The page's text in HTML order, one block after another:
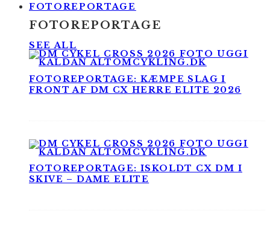
FOTOREPORTAGE
FOTOREPORTAGE
SEE ALL
FOTOREPORTAGE: KÆMPE SLAG I
FRONT AF DM CX HERRE ELITE 2026
FOTOREPORTAGE: ISKOLDT CX DM I
SKIVE – DAME ELITE